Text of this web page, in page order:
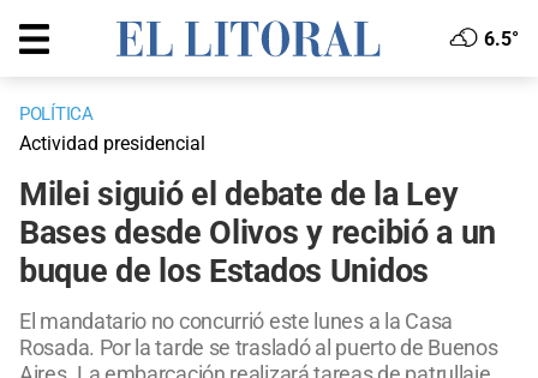
6.5°
POLÍTICA
Actividad presidencial
Milei siguió el debate de la Ley
Bases desde Olivos y recibió a un
buque de los Estados Unidos
El mandatario no concurrió este lunes a la Casa
Rosada. Por la tarde se trasladó al puerto de Buenos